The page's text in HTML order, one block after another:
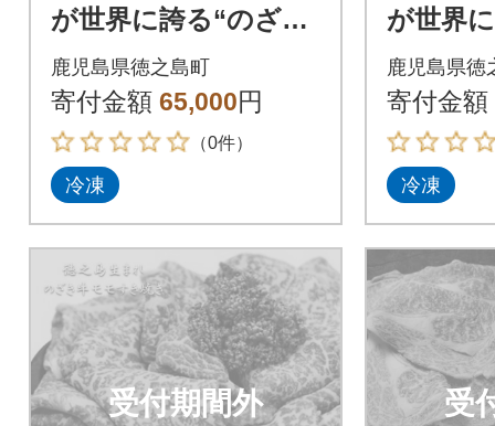
が世界に誇る“のざき
牛”サーロインステー
キギフト
鹿児島県徳之島町
寄付金額 65,000円
（0件）
冷凍
が世界
牛”特選
鹿児島県徳
寄付金額
冷凍
受付期間外 受